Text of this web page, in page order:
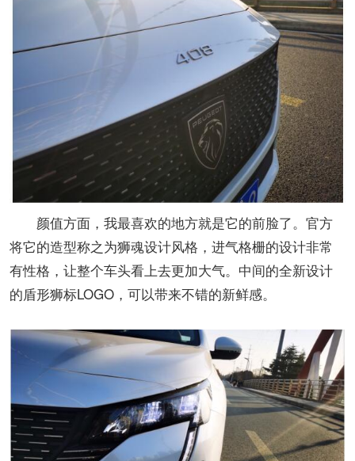
颜值方面，我最喜欢的地方就是它的前脸了。官方
将它的造型称之为狮魂设计风格，进气格栅的设计非常
有性格，让整个车头看上去更加大气。中间的全新设计
的盾形狮标LOGO，可以带来不错的新鲜感。